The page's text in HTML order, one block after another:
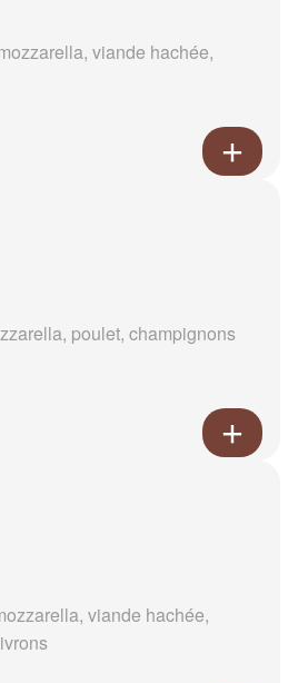
viande hachée,
poulet, champignons
viande hachée,